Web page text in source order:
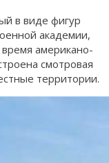
в виде фигур
академии,
американо-
смотровая
территории.